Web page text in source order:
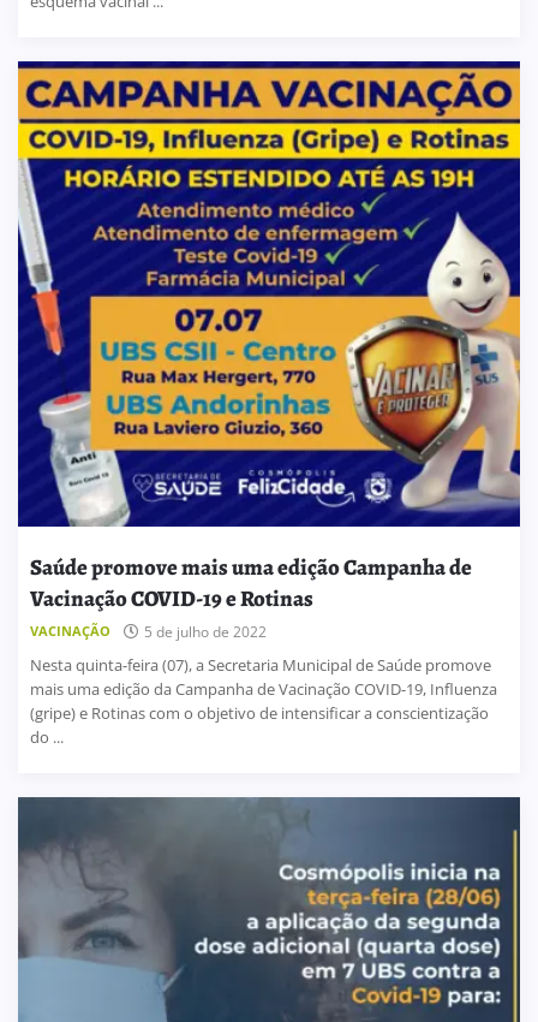
Saúde promove mais uma edição Campanha de
Vacinação COVID-19 e Rotinas
VACINAÇÃO 5 de julho de 2022
Nesta quinta-feira (07), a Secretaria Municipal de Saúde promove
mais uma edição da Campanha de Vacinação COVID-19, Influenza
(gripe) e Rotinas com o objetivo de intensificar a conscientização
do ...